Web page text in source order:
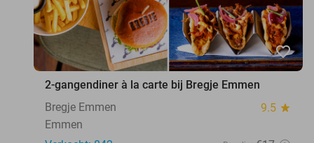
favorite_border
2-gangendiner à la carte bij Bregje Emmen
Bregje Emmen
9.5 star
Emmen